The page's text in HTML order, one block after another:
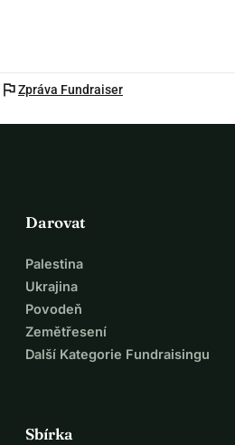
flagZpráva Fundraiser
Darovat
Palestina
Ukrajina
Povodeň
Zemětřesení
Další Kategorie Fundraisingu
Sbírka